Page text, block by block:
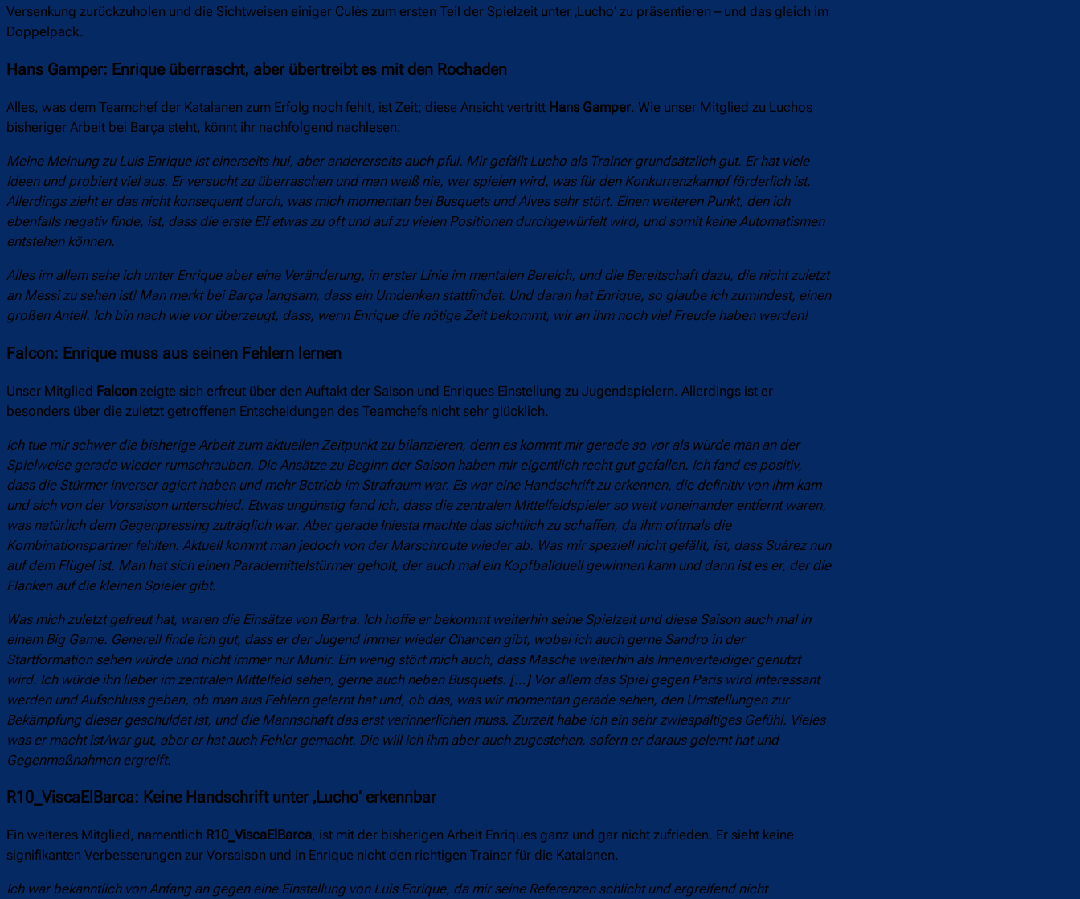
Versenkung zurückzuholen und die Sichtweisen einiger Culés zum ersten Teil der Spielzeit unter ‚Lucho‘ zu präsentieren – und das gleich im
Doppelpack.
Hans Gamper: Enrique überrascht, aber übertreibt es mit den Rochaden
Alles, was dem Teamchef der Katalanen zum Erfolg noch fehlt, ist Zeit; diese Ansicht vertritt Hans Gamper. Wie unser Mitglied zu Luchos
bisheriger Arbeit bei Barça steht, könnt ihr nachfolgend nachlesen:
Meine Meinung zu Luis Enrique ist einerseits hui, aber andererseits auch pfui. Mir gefällt Lucho als Trainer grundsätzlich gut. Er hat viele
Ideen und probiert viel aus. Er versucht zu überraschen und man weiß nie, wer spielen wird, was für den Konkurrenzkampf förderlich ist.
Allerdings zieht er das nicht konsequent durch, was mich momentan bei Busquets und Alves sehr stört. Einen weiteren Punkt, den ich
ebenfalls negativ finde, ist, dass die erste Elf etwas zu oft und auf zu vielen Positionen durchgewürfelt wird, und somit keine Automatismen
entstehen können.
Alles im allem sehe ich unter Enrique aber eine Veränderung, in erster Linie im mentalen Bereich, und die Bereitschaft dazu, die nicht zuletzt
an Messi zu sehen ist! Man merkt bei Barça langsam, dass ein Umdenken stattfindet. Und daran hat Enrique, so glaube ich zumindest, einen
großen Anteil. Ich bin nach wie vor überzeugt, dass, wenn Enrique die nötige Zeit bekommt, wir an ihm noch viel Freude haben werden!
Falcon: Enrique muss aus seinen Fehlern lernen
Unser Mitglied Falcon zeigte sich erfreut über den Auftakt der Saison und Enriques Einstellung zu Jugendspielern. Allerdings ist er
besonders über die zuletzt getroffenen Entscheidungen des Teamchefs nicht sehr glücklich.
Ich tue mir schwer die bisherige Arbeit zum aktuellen Zeitpunkt zu bilanzieren, denn es kommt mir gerade so vor als würde man an der
Spielweise gerade wieder rumschrauben. Die Ansätze zu Beginn der Saison haben mir eigentlich recht gut gefallen. Ich fand es positiv,
dass die Stürmer inverser agiert haben und mehr Betrieb im Strafraum war. Es war eine Handschrift zu erkennen, die definitiv von ihm kam
und sich von der Vorsaison unterschied. Etwas ungünstig fand ich, dass die zentralen Mittelfeldspieler so weit voneinander entfernt waren,
was natürlich dem Gegenpressing zuträglich war. Aber gerade Iniesta machte das sichtlich zu schaffen, da ihm oftmals die
Kombinationspartner fehlten. Aktuell kommt man jedoch von der Marschroute wieder ab. Was mir speziell nicht gefällt, ist, dass Suárez nun
auf dem Flügel ist. Man hat sich einen Parademittelstürmer geholt, der auch mal ein Kopfballduell gewinnen kann und dann ist es er, der die
Flanken auf die kleinen Spieler gibt.
Was mich zuletzt gefreut hat, waren die Einsätze von Bartra. Ich hoffe er bekommt weiterhin seine Spielzeit und diese Saison auch mal in
einem Big Game. Generell finde ich gut, dass er der Jugend immer wieder Chancen gibt, wobei ich auch gerne Sandro in der
Startformation sehen würde und nicht immer nur Munir. Ein wenig stört mich auch, dass Masche weiterhin als Innenverteidiger genutzt
wird. Ich würde ihn lieber im zentralen Mittelfeld sehen, gerne auch neben Busquets. […] Vor allem das Spiel gegen Paris wird interessant
werden und Aufschluss geben, ob man aus Fehlern gelernt hat und, ob das, was wir momentan gerade sehen, den Umstellungen zur
Bekämpfung dieser geschuldet ist, und die Mannschaft das erst verinnerlichen muss. Zurzeit habe ich ein sehr zwiespältiges Gefühl. Vieles
was er macht ist/war gut, aber er hat auch Fehler gemacht. Die will ich ihm aber auch zugestehen, sofern er daraus gelernt hat und
Gegenmaßnahmen ergreift.
R10_ViscaElBarca: Keine Handschrift unter ‚Lucho‘ erkennbar
Ein weiteres Mitglied, namentlich R10_ViscaElBarca, ist mit der bisherigen Arbeit Enriques ganz und gar nicht zufrieden. Er sieht keine
signifikanten Verbesserungen zur Vorsaison und in Enrique nicht den richtigen Trainer für die Katalanen.
Ich war bekanntlich von Anfang an gegen eine Einstellung von Luis Enrique, da mir seine Referenzen schlicht und ergreifend nicht